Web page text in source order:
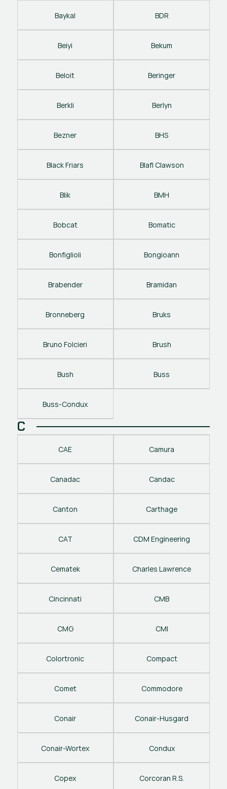
Baykal BDR
Beiyi Bekum
Beloit Beringer
Berkli Berlyn
Bezner BHS
Black Friars Blafl Clawson
Blik BMH
Bobcat Bomatic
Bonfiglioli Bongioann
Brabender Bramidan
Bronneberg Bruks
Bruno Folcieri Brush
Bush Buss
Buss-Condux
C
CAE Camura
Canadac Candac
Canton Carthage
CAT CDM Engineering
Cematek Charles Lawrence
Cincinnati CMB
CMG CMI
Colortronic Compact
Comet Commodore
Conair Conair-Husgard
Conair-Wortex Condux
Copex Corcoran R.S.